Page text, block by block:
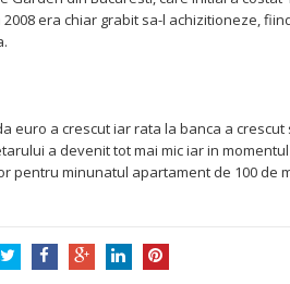
2008 era chiar grabit sa-l achizitioneze,
euro a crescut iar rata la banca a
a devenit tot mai mic iar in
pentru minunatul apartament de 100 de